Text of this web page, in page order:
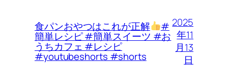
食パンおやつはこれが正解 #
簡単レシピ #簡単スイーツ #お
うちカフェ #レシピ
#youtubeshorts #shorts
2025
年11
月13
日